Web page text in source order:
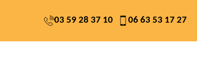
03 59 28 37 10 06 63 53 17 27